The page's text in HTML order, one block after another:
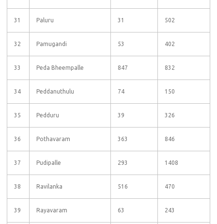
31 Paluru 31 502
32 Pamugandi 53 402
33 Peda Bheempalle 847 832
34 Peddanuthulu 74 150
35 Pedduru 39 326
36 Pothavaram 363 846
37 Pudipalle 293 1408
38 Ravilanka 516 470
39 Rayavaram 63 243